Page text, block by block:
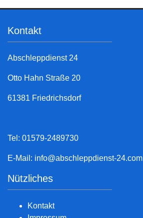
Kontakt
Abschleppdienst 24
Otto Hahn Straße 20
61381 Friedrichsdorf
Tel: 01579-2489730
E-Mail: info@abschleppdienst-24.com
Nützliches
Kontakt